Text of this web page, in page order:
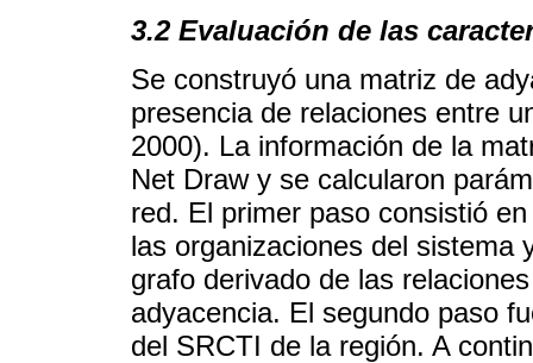
3.2 Evaluación de las
Se construyó una matriz de
presencia de relaciones entre
2000). La información de la
Net Draw y se calcularon
red. El primer paso consistió
las organizaciones del sistema
grafo derivado de las
adyacencia. El segundo paso
del SRCTI de la región. A